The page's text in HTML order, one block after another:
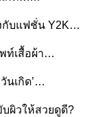
กับแฟชั่น Y2K…
ท์เสื้อผ้า…
นเกิด’…
บผิวให้สวยดูดี?